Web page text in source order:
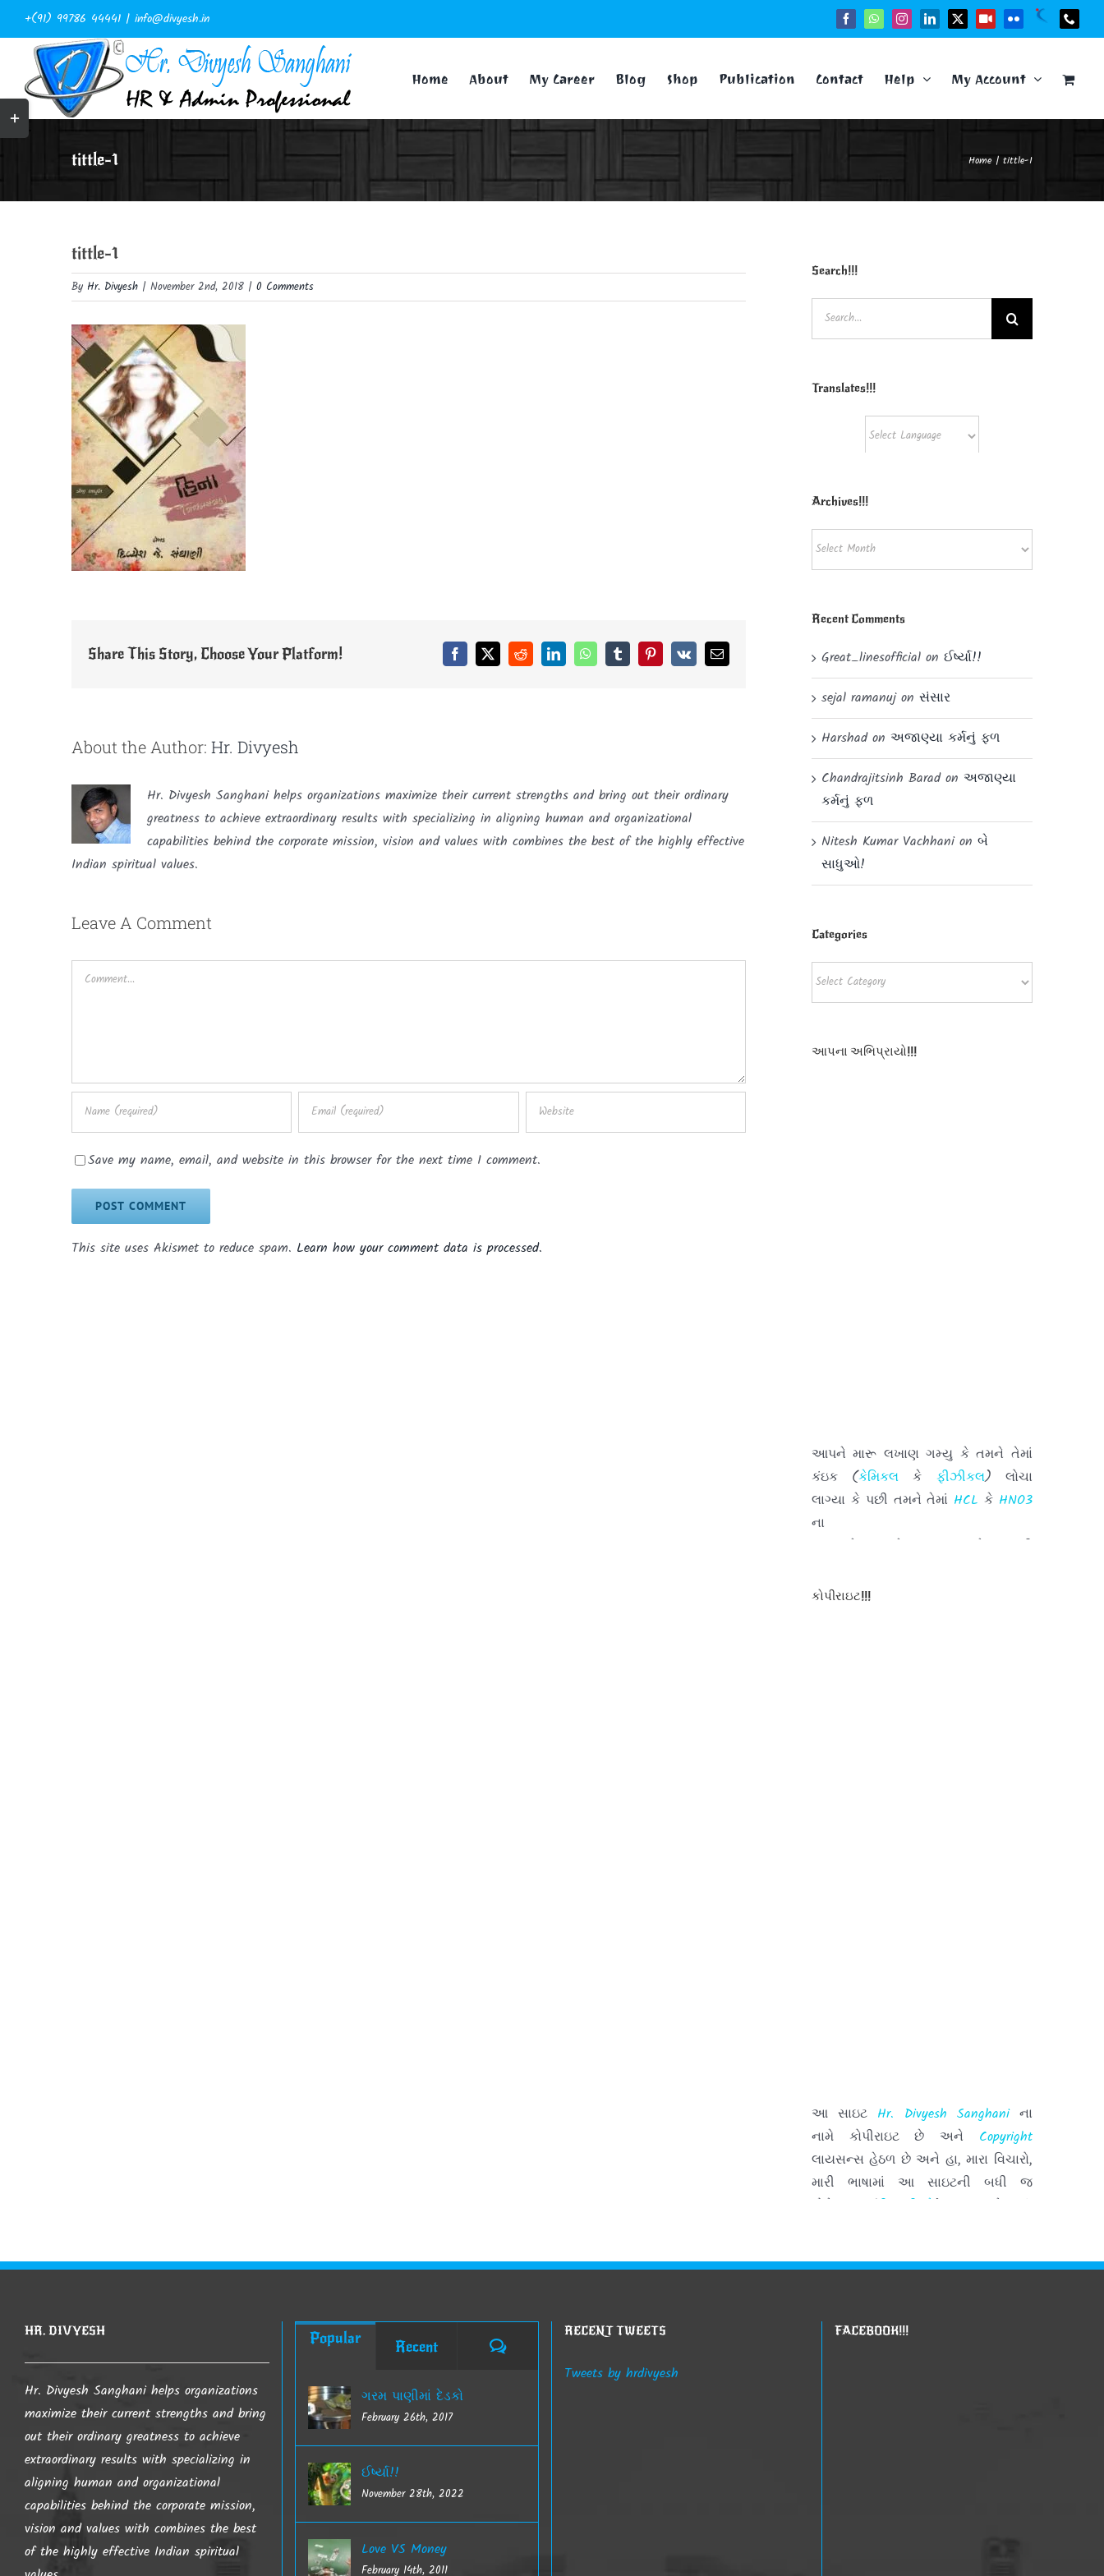
to
content
+(91) 99786 44441 | info@divyesh.in FacebookWhatsAppInstagramLinkedIn
X YouTubeFlickr NaukriPhone
Home About My Career Blog Shop Publication Contact Help My Account
tittle-1 Home tittle-1
tittle-1
By Hr. Divyesh | November 2nd, 2018 | 0 Comments
Share This Story, Choose Your Platform! Facebook
X RedditLinkedInWhatsAppTumblrPinterest
Vk Email
About the Author: Hr. Divyesh
Hr. Divyesh Sanghani helps organizations maximize their current strengths and bring out their ordinary
greatness to achieve extraordinary results with specializing in aligning human and organizational
capabilities behind the corporate mission, vision and values with combines the best of the highly effective
Indian spiritual values.
Leave A Comment
Comment
Save my name, email, and website in this browser for the next time I comment.
This site uses Akismet to reduce spam. Learn how your comment data is processed.
Search!!!
Search
Translates!!!
Archives!!!
Archives!!!
Recent Comments
Great_linesofficialon ઈર્ષ્યા!!
sejal ramanujon સંસાર
Harshadon અજાણ્યા કર્મનું ફળ
Chandrajitsinh Baradon અજાણ્યા
કર્મનું ફળ
Nitesh Kumar Vachhanion બે
સાધુઓ!
Categories
Categories
આપના અભિપ્રાયો!!!
કંઇક (કેમિકલકેફીઝીકલ) લોચા
લાગ્યા કે પછી તમને તેમાંHCLકે
HNO3
ના
ધુમાડા દેખાયા તે જણાવવા માટે આપની
ટીપ્પણીઓ
કોપીરાઇટ!!!
નામે કોપીરાઇટ છે અનેCopyright
લાયસન્સ હેઠળ છે અને હા, મારા વિચારો,
મારી ભાષામાં આ સાઇટની બધી જ
કોમેન્ટસ (ટીપ્પણીઓ) મારા પહેલાનાં,
હાલનાં કે પછીનાં એમ્પ્લોયર સાથે મારે
(ટીપ્પણીઓ) જે તે વ્યક્તિઓની છે.
આ સાઈટ પરથી જો કંઇ પણ લખાણ
HR. DIVYESH
Hr. Divyesh Sanghani helps organizations
maximize their current strengths and bring
out their ordinary greatness to achieve
extraordinary results with specializing in
aligning human and organizational
capabilities behind the corporate mission,
vision and values with combines the best
of the highly effective Indian spiritual
Popular Recent Comments
ગરમ પાણીમાં દેડકો
February 26th, 2017
ઈર્ષ્યા!!
November 28th, 2022
Love VS Money
February 14th, 2011
RECENT TWEETS
Tweets by hrdivyesh
FACEBOOK!!!
Toggle
Sliding